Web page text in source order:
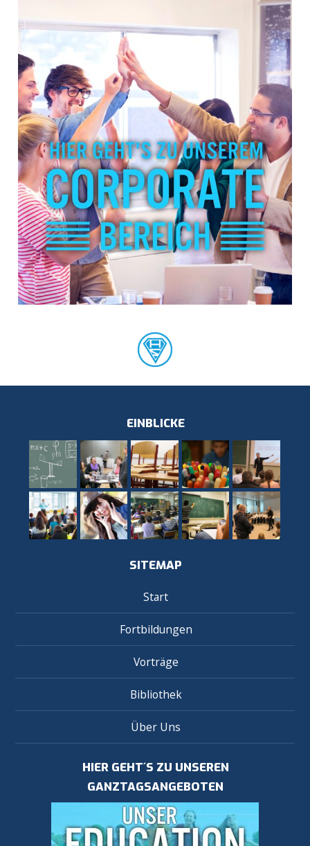
EINBLICKE
SITEMAP
Start
Fortbildungen
Vorträge
Bibliothek
Über Uns
HIER GEHT´S ZU UNSEREN
GANZTAGSANGEBOTEN